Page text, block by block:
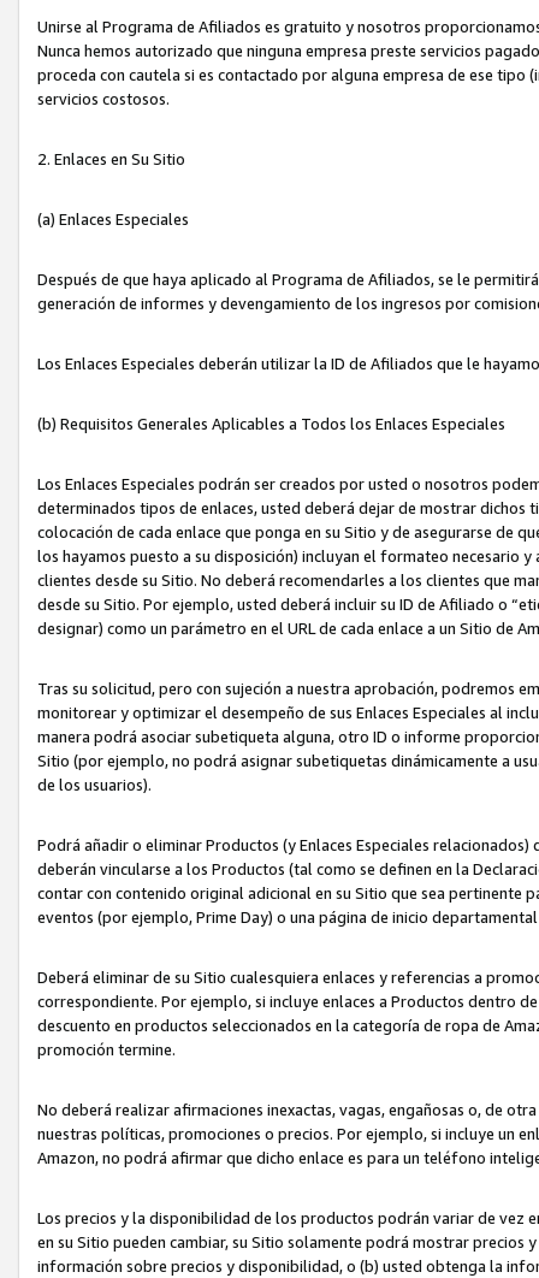
Unirse al Programa de Afiliados es gratuito y nosotros
Nunca hemos autorizado que ninguna empresa preste servicios
proceda con cautela si es contactado por alguna empresa de ese
servicios costosos.
2. Enlaces en Su Sitio
(a) Enlaces Especiales
Después de que haya aplicado al Programa de Afiliados, se le
generación de informes y devengamiento de los ingresos por
Los Enlaces Especiales deberán utilizar la ID de Afiliados que le
(b) Requisitos Generales Aplicables a Todos los Enlaces Especiales
Los Enlaces Especiales podrán ser creados por usted o nosotros
determinados tipos de enlaces, usted deberá dejar de mostrar dichos
colocación de cada enlace que ponga en su Sitio y de asegurarse de
los hayamos puesto a su disposición) incluyan el formateo necesario
clientes desde su Sitio. No deberá recomendarles a los clientes que
desde su Sitio. Por ejemplo, usted deberá incluir su ID de Afiliado o
designar) como un parámetro en el URL de cada enlace a un Sitio de
Tras su solicitud, pero con sujeción a nuestra aprobación, podremos
monitorear y optimizar el desempeño de sus Enlaces Especiales al
manera podrá asociar subetiqueta alguna, otro ID o informe
Sitio (por ejemplo, no podrá asignar subetiquetas dinámicamente a
de los usuarios).
Podrá añadir o eliminar Productos (y Enlaces Especiales
deberán vincularse a los Productos (tal como se definen en la
contar con contenido original adicional en su Sitio que sea pertinente
eventos (por ejemplo, Prime Day) o una página de inicio
Deberá eliminar de su Sitio cualesquiera enlaces y referencias a
correspondiente. Por ejemplo, si incluye enlaces a Productos dentro
descuento en productos seleccionados en la categoría de ropa de
promoción termine.
No deberá realizar afirmaciones inexactas, vagas, engañosas o, de
nuestras políticas, promociones o precios. Por ejemplo, si incluye un
Amazon, no podrá afirmar que dicho enlace es para un teléfono
Los precios y la disponibilidad de los productos podrán variar de vez
en su Sitio pueden cambiar, su Sitio solamente podrá mostrar
información sobre precios y disponibilidad, o (b) usted obtenga la